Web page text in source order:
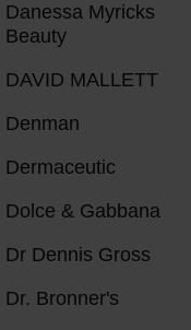
Danessa Myricks
Beauty
DAVID MALLETT
Denman
Dermaceutic
Dolce & Gabbana
Dr Dennis Gross
Dr. Bronner's